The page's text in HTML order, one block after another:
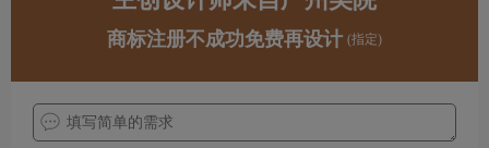
商标注册不成功免费再设计 (指定)